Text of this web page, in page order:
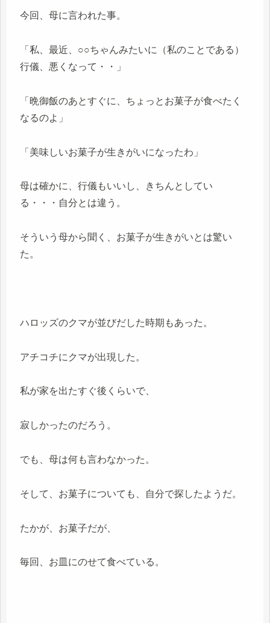
今回、母に言われた事。
「私、最近、○○ちゃんみたいに（私のことである）
行儀、悪くなって・・」
「晩御飯のあとすぐに、ちょっとお菓子が食べたく
なるのよ」
「美味しいお菓子が生きがいになったわ」
母は確かに、行儀もいいし、きちんとしてい
る・・・自分とは違う。
そういう母から聞く、お菓子が生きがいとは驚い
た。
ハロッズのクマが並びだした時期もあった。
アチコチにクマが出現した。
私が家を出たすぐ後くらいで、
寂しかったのだろう。
でも、母は何も言わなかった。
そして、お菓子についても、自分で探したようだ。
たかが、お菓子だが、
毎回、お皿にのせて食べている。